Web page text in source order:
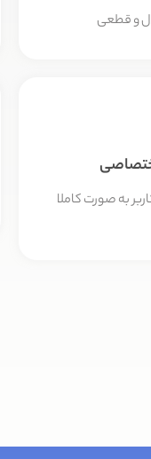
و قطعی
به صورت کاملا